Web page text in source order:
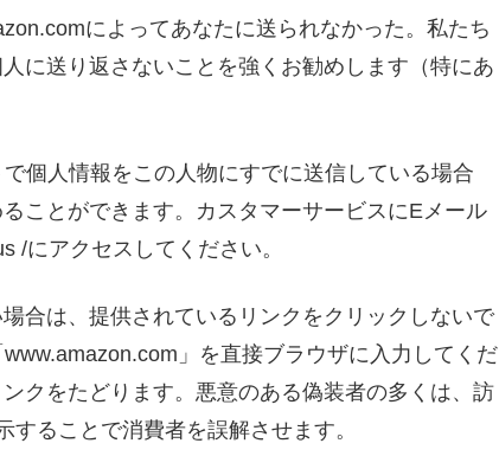
によってあなたに送られなかった。私たち
に送り返さないことを強くお勧めします（特にあ
個人情報をこの人物にすでに送信している場合
ことができます。カスタマーサービスにEメール
/にアクセスしてください。
合は、提供されているリンクをクリックしないで
」を直接ブラウザに入力してくだ
クをたどります。悪意のある偽装者の多くは、訪
ることで消費者を誤解させます。